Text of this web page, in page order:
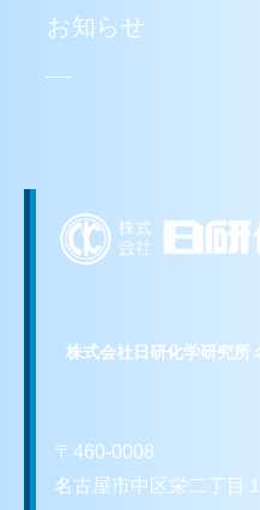
お知らせ
株式会社日研化学研究所
〒460-0008
名古屋市中区栄二丁目